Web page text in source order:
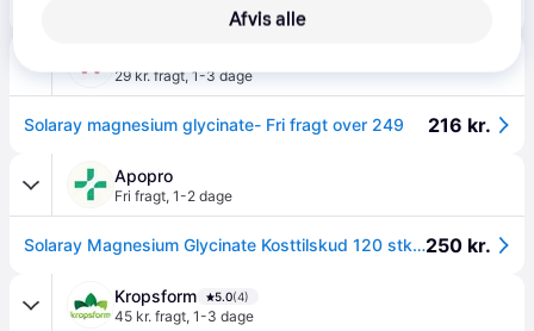
29 kr. fragt,1-3 dage
Solaray magnesium glycinate- Fri fragt over 249 216 kr.
Apopro
Fri fragt, 1-2 dage
Solaray Magnesium Glycinate Kosttilskud 120 stk + FRI FRAGT250 kr.
Kropsform 5.0(4)
45 kr. fragt, 1-3 dage
Afvis alle